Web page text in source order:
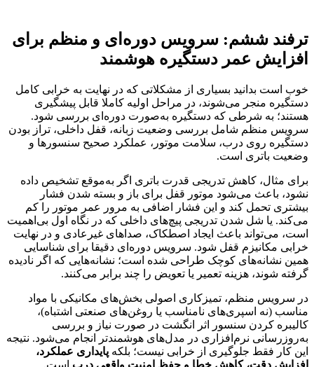
ترفند ششم: سرویس دوره‌ای و منظم برای
افزایش عمر دستگیره هوشمند
خوب است بدانید بسیاری از مشکلاتی که در نهایت به خرابی کامل
دستگیره منجر می‌شوند، در مراحل اولیه کاملا قابل پیشگیری
هستند؛ به شرطی که دستگیره به‌صورت دوره‌ای بررسی شود.
سرویس منظم شامل بررسی وضعیت زبانه، قفل داخلی، تراز بودن
دستگیره روی درب، سلامت موتور، عملکرد صحیح سنسورها و
وضعیت باتری است.
برای مثال، کاهش تدریجی قدرت باتری اگر به‌موقع تشخیص داده
نشود، باعث می‌شود موتور قفل برای باز و بسته شدن فشار
بیشتری تحمل کند و این فشار اضافی به مرور عمر موتور را کم
می‌کند. یا شل شدن تدریجی پیچ‌های داخلی که در نگاه اول بی‌اهمیت
است، می‌تواند باعث ایجاد اصطکاک، صداهای غیرعادی و در نهایت
خرابی مکانیزم قفل شود. سرویس دوره‌ای دقیقا برای شناسایی
همین نشانه‌های کوچک طراحی شده است؛ نشانه‌هایی که اگر نادیده
گرفته شوند، هزینه تعمیر یا تعویض را چند برابر می‌کنند.
در سرویس منظم، تمیزکاری اصولی بخش‌های مکانیکی با مواد
مناسب (نه اسپری‌های نامناسب یا روغن‌های صنعتی اشتباه)،
کالیبره کردن سنسور اثر انگشت در صورت نیاز و بررسی
به‌روزرسانی نرم‌افزاری در مدل‌های هوشمندتر انجام می‌شود. نتیجه
این کار فقط جلوگیری از خرابی نیست؛ بلکه پایداری عملکرد،
افزایش دقت، کاهش خطا و حفظ امنیت واقعی درب است.